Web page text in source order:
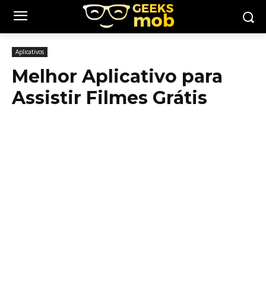
Aplicativos
Melhor Aplicativo para
Assistir Filmes Grátis